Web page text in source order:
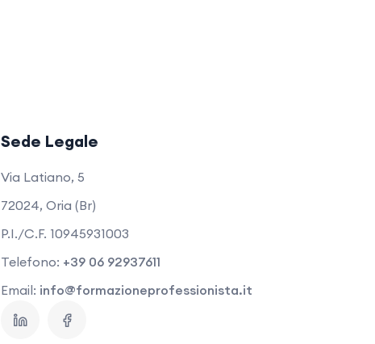
Sede Legale
Via Latiano, 5
72024, Oria (Br)
P.I./C.F. 10945931003
Telefono: +39 06 92937611
Email: info@formazioneprofessionista.it